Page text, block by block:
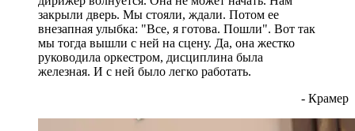
закрыли дверь. Мы стояли, ждали. Потом ее
внезапная улыбка: "Все, я готова. Пошли". Вот так
мы тогда вышли с ней на сцену. Да, она жестко
руководила оркестром, дисциплина была
железная. И с ней было легко работать.
- Крамер